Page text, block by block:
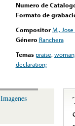
Numero de
Formato de
Compositor M., Jose
Género Ranchera
Temas praise,
declaration;
Imagenes